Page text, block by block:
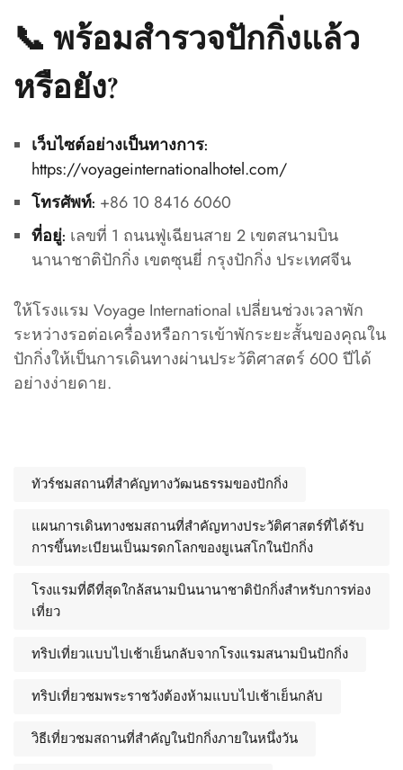
📞 พร้อมสำรวจปักกิ่งแล้ว
หรือยัง?
เว็บไซต์อย่างเป็นทางการ:
https://voyageinternationalhotel.com/
โทรศัพท์: +86 10 8416 6060
ที่อยู่: เลขที่ 1 ถนนฟู่เฉียนสาย 2 เขตสนามบิน
นานาชาติปักกิ่ง เขตซุนยี่ กรุงปักกิ่ง ประเทศจีน
ให้โรงแรม Voyage International เปลี่ยนช่วงเวลาพัก
ระหว่างรอต่อเครื่องหรือการเข้าพักระยะสั้นของคุณใน
ปักกิ่งให้เป็นการเดินทางผ่านประวัติศาสตร์ 600 ปีได้
อย่างง่ายดาย.
ทัวร์ชมสถานที่สำคัญทางวัฒนธรรมของปักกิ่ง
แผนการเดินทางชมสถานที่สำคัญทางประวัติศาสตร์ที่ได้รับ
การขึ้นทะเบียนเป็นมรดกโลกของยูเนสโกในปักกิ่ง
โรงแรมที่ดีที่สุดใกล้สนามบินนานาชาติปักกิ่งสำหรับการท่อง
เที่ยว
ทริปเที่ยวแบบไปเช้าเย็นกลับจากโรงแรมสนามบินปักกิ่ง
ทริปเที่ยวชมพระราชวังต้องห้ามแบบไปเช้าเย็นกลับ
วิธีเที่ยวชมสถานที่สำคัญในปักกิ่งภายในหนึ่งวัน